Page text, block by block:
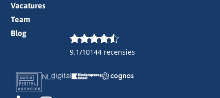
9.1/10144 recensies
Vacatures
Team
Blog